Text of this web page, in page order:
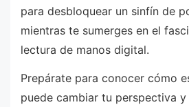
para desbloquear un sinfín de
mientras te sumerges en el
lectura de manos digital.
Prepárate para conocer cómo
puede cambiar tu perspectiva